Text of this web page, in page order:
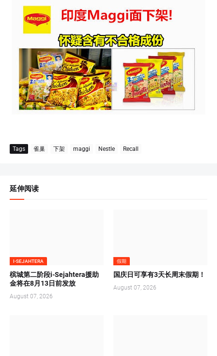
Tags 雀巢 下架 maggi Nestle Recall
延伸阅读
I-SEJAHTERA
槟城第二阶段i-Sejahtera援助
金将在8月13日前发放
August 07, 2026
假期
国庆日可享有3天长周末假期！
August 07, 2026